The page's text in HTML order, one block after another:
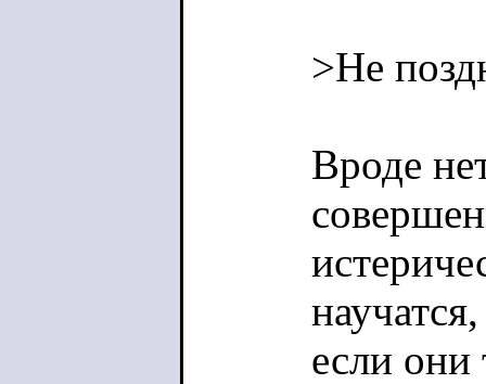
>Не
Вроде
если они